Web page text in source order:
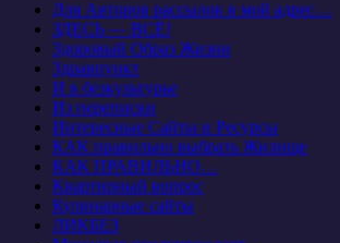
Для Авторов рассылок в мой адрес…
ЗДЕСЬ — ВСЁ!
Здоровый Образ Жизни
Здравпункт
И в безкультурье
Из переписки
Интересные Сайты и Ресурсы
КАК правильно выбрать Жилище
КАК ПРАВИЛЬНО…
Квартирный вопрос
Кулинарные сайты
ЛИКБЕЗ